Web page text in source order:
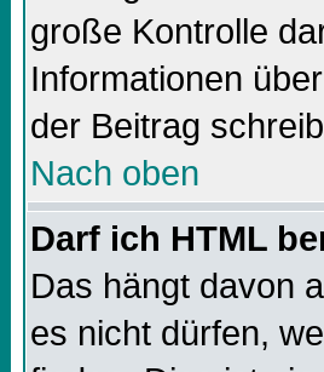
große Kontrolle
Informationen
der Beitrag
Nach oben
Darf ich HTML
Das hängt davon
es nicht dürfen,